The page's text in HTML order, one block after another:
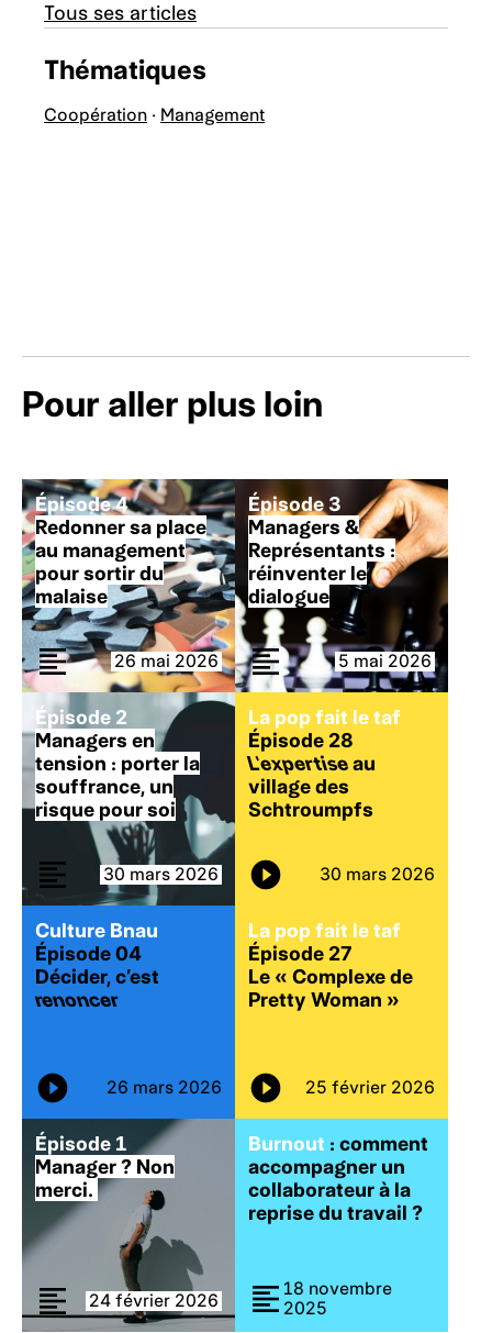
Tous ses articles
Thématiques
Coopération · Management
Pour aller plus loin
Épisode 4
Redonner sa place
au management
pour sortir du
malaise
26 mai 2026
Épisode 3
Managers &
Représentants :
réinventer le
dialogue
5 mai 2026
Épisode 2
Managers en
tension : porter la
souffrance, un
risque pour soi
30 mars 2026
La pop fait le taf
Épisode 28
L’expertiseau
village des
Schtroumpfs
30 mars 2026
Culture Bnau
Épisode 04
Décider, c’est
renoncer
26 mars 2026
La pop fait le taf
Épisode 27
Le « Complexe de
Pretty Woman »
25 février 2026
Épisode 1
Manager ? Non
merci.
24 février 2026
Burnout : comment
accompagner un
collaborateur à la
reprise du travail ?
18 novembre
2025